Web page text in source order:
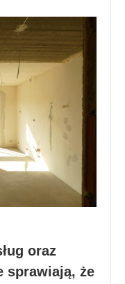
oraz
sprawiają, że